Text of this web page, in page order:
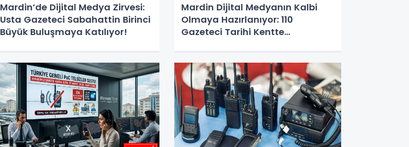
Mardin’de Dijital Medya Zirvesi:
Usta Gazeteci Sabahattin Birinci
Büyük Buluşmaya Katılıyor!
Mardin Dijital Medyanın Kalbi
Olmaya Hazırlanıyor: 110
Gazeteci Tarihi Kentte